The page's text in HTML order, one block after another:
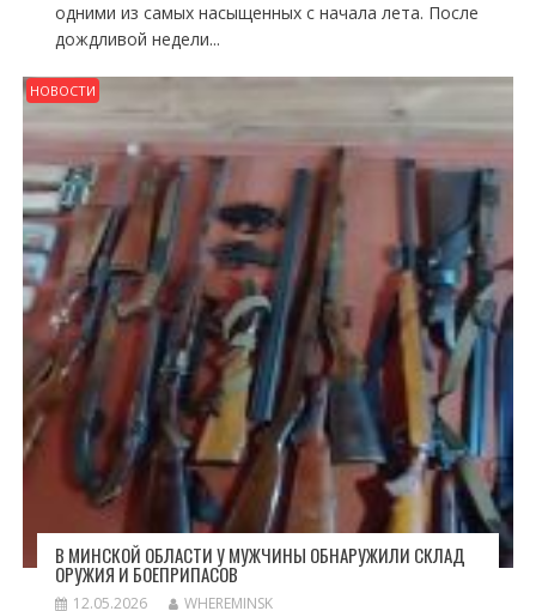
одними из самых насыщенных с начала лета. После
дождливой недели...
НОВОСТИ
В МИНСКОЙ ОБЛАСТИ У МУЖЧИНЫ ОБНАРУЖИЛИ СКЛАД
ОРУЖИЯ И БОЕПРИПАСОВ
12.05.2026 WHEREMINSK